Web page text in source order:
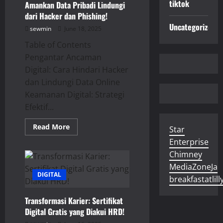
Amankan Data Pribadi Lindungi
dari Hacker dan Phishing!
sewmin June 18, 2025
Table of Contents
Pengantar Ancaman
Digital: Cara Hindari Hacker
dan Lindungi Data Online
Keamanan Digital: Strategi
Efektif...
Read MoreRead
more
Data
Pribadi
Lindungi
dari
Phishing!
DIGITAL
Transformasi Karier: Sertifikat
Digital Gratis yang Diakui HRD!
tiktok
Uncategorized
Star
Enterprise
Chimney
MediaZoneJa